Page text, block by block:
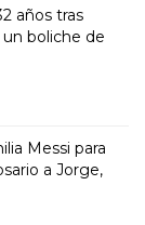
años tras
boliche de
Messi para
a Jorge,